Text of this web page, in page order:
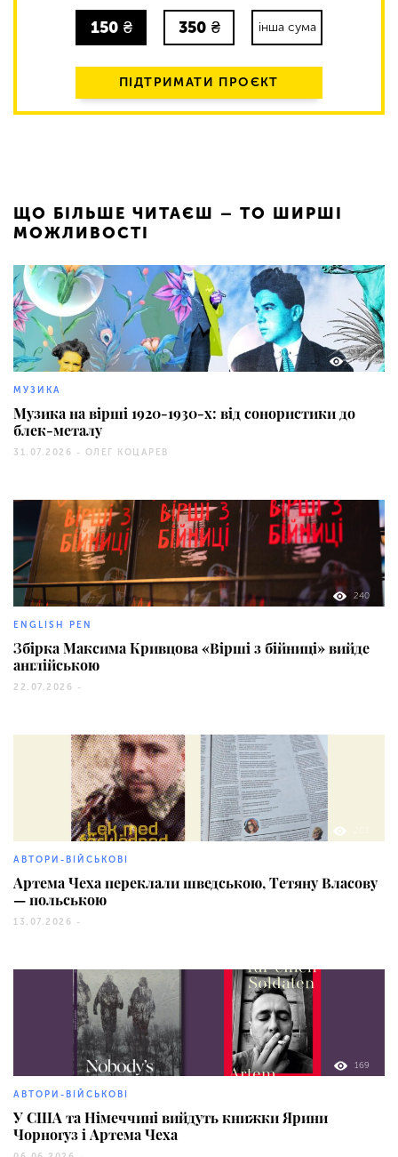
150 ₴ 350 ₴ інша сума
ПІДТРИМАТИ ПРОЄКТ
ЩО БІЛЬШЕ ЧИТАЄШ – ТО ШИРШІ
МОЖЛИВОСТІ
1733
МУЗИКА
Музика на вірші 1920-1930-х: від сонористики до
блек-металу
31.07.2026 - ОЛЕГ КОЦАРЕВ
240
ENGLISH PEN
Збірка Максима Кривцова «Вірші з бійниці» вийде
англійською
22.07.2026 -
АВТОРИ-ВІЙСЬКОВІ
Артема Чеха переклали шведською, Тетяну Власову
— польською
13.07.2026 -
169
АВТОРИ-ВІЙСЬКОВІ
У США та Німеччині вийдуть книжки Ярини
Чорногуз і Артема Чеха